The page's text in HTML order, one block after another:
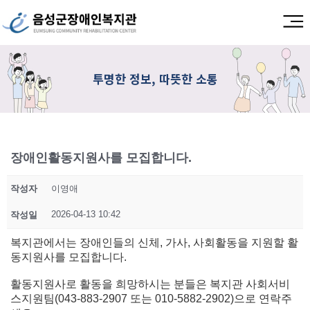
투명한 정보, 따뜻한 소통
장애인활동지원사를 모집합니다.
작성자 이영애
작성일 2026-04-13 10:42
복지관에서는 장애인들의 신체, 가사, 사회활동을 지원할 활
동지원사를 모집합니다.
활동지원사로 활동을 희망하시는 분들은 복지관 사회서비
스지원팀(043-883-2907 또는 010-5882-2902)으로 연락주